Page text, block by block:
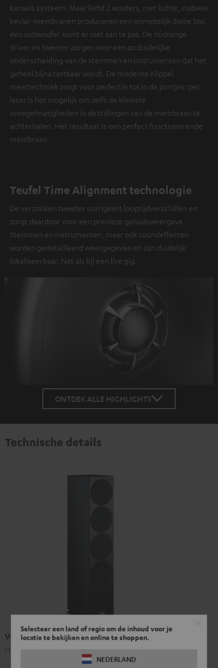
Selecteer een land of regio om de inhoud voor je
locatie te bekijken en online te shoppen.
NEDERLAND
kanaals systeem. Maar liefst 2 woofers, met lichte, stabiele
kevlar-membranen produceren een onmetelijk diepe bas,
een subwoofer komt er niet aan te pas. De midrange
driver en tweeter zorgen voor een zo duidelijke
onderscheiding van de stemmen en instrumenten dat het
geheel bijna tastbaar wordt. De moderne Klippel
meettechniek zorgt voor perfectie tot in de puntjes: per
laser is het mogelijk om zelfs de kleinste
onregelmatigheden in de trillingen van de membraan te
achterhalen. Het resultaat is een perfect functionerende
membraan.
Teufel Time Alignment technologie
De verzonken tweeter corrigeert looptijdverschillen en
zorgt daardoor voor een precieze geluidsweergave.
Stemmen en instrumenten, maar ook soundeffecten
worden gedetailleerd weergegeven en zijn duidelijk
lokaliseerbaar. Net als bij een live gig.
ONTDEK ALLE HIGHLIGHTS
Technische details
Vloerstaande luidspreker T 500 F 16
Hoogwaardige 3-kanaals vloerstaanders